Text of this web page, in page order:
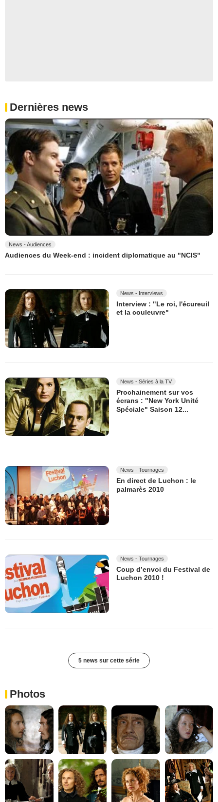
Dernières news
News - Audiences
Audiences du Week-end : incident diplomatique au "NCIS"
News - Interviews
Interview : "Le roi, l'écureuil
et la couleuvre"
News - Séries à la TV
Prochainement sur vos
écrans : "New York Unité
Spéciale" Saison 12...
News - Tournages
En direct de Luchon : le
palmarès 2010
News - Tournages
Coup d’envoi du Festival de
Luchon 2010 !
5 news sur cette série
Photos